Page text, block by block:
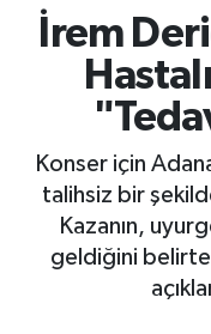
İrem
Konser için
talihsiz bir
Kazanın,
geldiğini
DOĞA
DÜNYA
EĞİTİM
EKONOMİ
Hakkari
Hakkâri Trafik
Süper Lig
Tüm Manşetler
Son Dakika